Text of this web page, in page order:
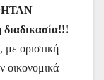
οριστική
οικονομικά